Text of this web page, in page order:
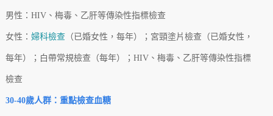
男性：HIV、梅毒、乙肝等傳染性指標檢查
女性： 婦科檢查（已婚女性，每年）；宮頸塗片檢查（已婚女性，
每年）；白帶常規檢查（每年）；HIV、梅毒、乙肝等傳染性指標
檢查
30-40歲人群：重點檢查血糖